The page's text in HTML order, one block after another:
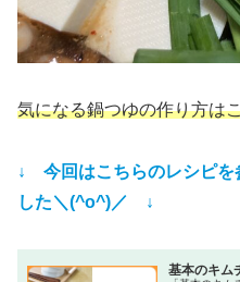
気になる鍋つゆの作り方は
↓ 今回はこちらのレシピを
した＼(^o^)／ ↓
基本のキム